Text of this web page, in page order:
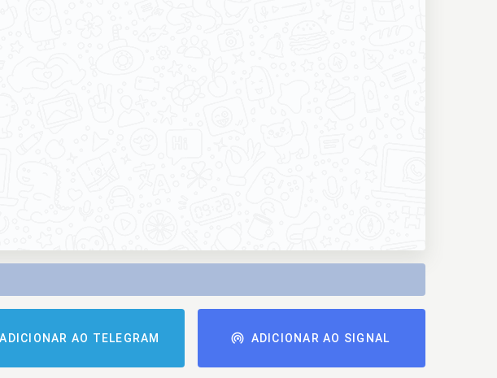
ADICIONAR AO TELEGRAM ADICIONAR AO SIGNAL